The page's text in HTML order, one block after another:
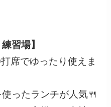
習場】
席でゆったり使えま
ったランチが人気🍴